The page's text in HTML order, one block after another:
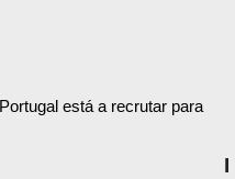
está a recrutar para
I